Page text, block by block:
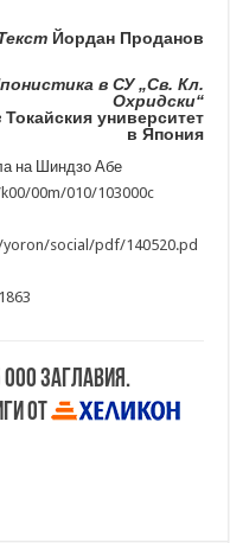
Йордан Проданов
в СУ „Св. Кл.
Охридски“
Токайския университет
в Япония
на Шиндзо Абе
00m/010/103000c
social/pdf/140520.pd
000 заглавия.
от